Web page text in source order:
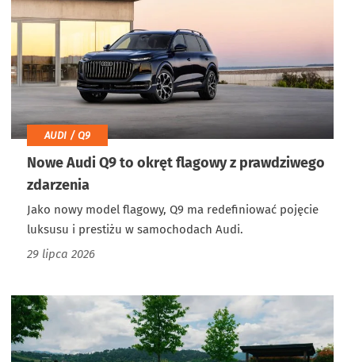
AUDI / Q9
Nowe Audi Q9 to okręt flagowy z prawdziwego
zdarzenia
Jako nowy model flagowy, Q9 ma redefiniować pojęcie
luksusu i prestiżu w samochodach Audi.
29 lipca 2026